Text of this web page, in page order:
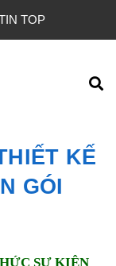
TOP
KẾ
GÓI
SỰ KIỆN